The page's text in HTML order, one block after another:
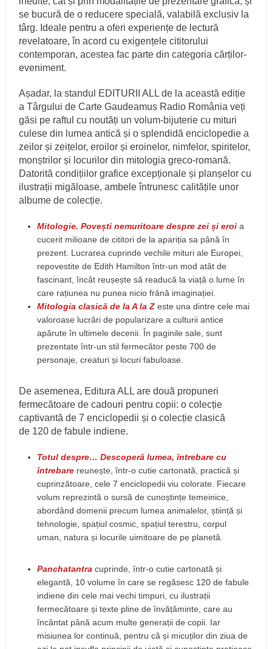
se bucură de o reducere specială, valabilă exclusiv la
târg. Ideale pentru a oferi experiențe de lectură
revelatoare, în acord cu exigențele cititorului
contemporan, acestea fac parte din categoria cărților-
eveniment.
Așadar, la standul EDITURII ALL de la această ediție
a Târgului de Carte Gaudeamus Radio România veți
găsi pe raftul cu noutăți un volum-bijuterie cu mituri
culese din lumea antică și o splendidă enciclopedie a
zeilor și zeițelor, eroilor și eroinelor, nimfelor, spiritelor,
monștrilor și locurilor din mitologia greco-romană.
Datorită condițiilor grafice excepționale și planșelor cu
ilustrații migăloase, ambele întrunesc calitățile unor
albume de colecție.
Mitologie. Povești nemuritoare despre zei și eroi a
cucerit milioane de cititori de la apariția sa până în
prezent. Lucrarea cuprinde vechile mituri ale Europei,
repovestite de Edith Hamilton într-un mod atât de
fascinant, încât reușește să readucă la viață o lume în
care rațiunea nu punea nicio frână imaginației.
Mitologia clasică de la A la Z este una dintre cele mai
valoroase lucrări de popularizare a culturii antice
apărute în ultimele decenii. În paginile sale, sunt
prezentate într-un stil fermecător peste 700 de
personaje, creaturi și locuri fabuloase.
De asemenea, Editura ALL are două propuneri
fermecătoare de cadouri pentru copii: o colecție
captivantă de 7 enciclopedii și o colecție clasică
de 120 de fabule indiene.
Totul despre… Descoperă lumea, întrebare cu
întrebare reunește, într-o cutie cartonată, practică și
cuprinzătoare, cele 7 enciclopedii viu colorate. Fiecare
volum reprezintă o sursă de cunoștințe temeinice,
abordând domenii precum lumea animalelor, știință și
tehnologie, spațiul cosmic, spațiul terestru, corpul
uman, natura și locurile uimitoare de pe planetă.
Panchatantra cuprinde, într-o cutie cartonată și
elegantă, 10 volume în care se regăsesc 120 de fabule
indiene din cele mai vechi timpuri, cu ilustrații
fermecătoare și texte pline de învățăminte, care au
încântat până acum multe generații de copii. Iar
misiunea lor continuă, pentru că și micuților din ziua de